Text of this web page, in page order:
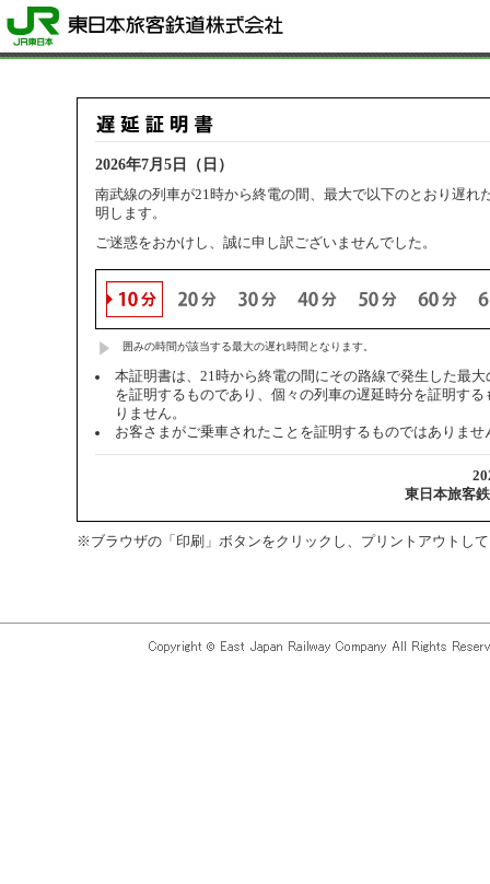
2026年7月5日（日）
南武線の列車が21時から終電の間、最大で以下のとおり遅れ
明します。
ご迷惑をおかけし、誠に申し訳ございませんでした。
囲みの時間が該当する最大の遅れ時間となります。
本証明書は、21時から終電の間にその路線で発生した最大
を証明するものであり、個々の列車の遅延時分を証明する
りません。
お客さまがご乗車されたことを証明するものではありませ
東日本旅客
※ブラウザの「印刷」ボタンをクリックし、プリントアウトし